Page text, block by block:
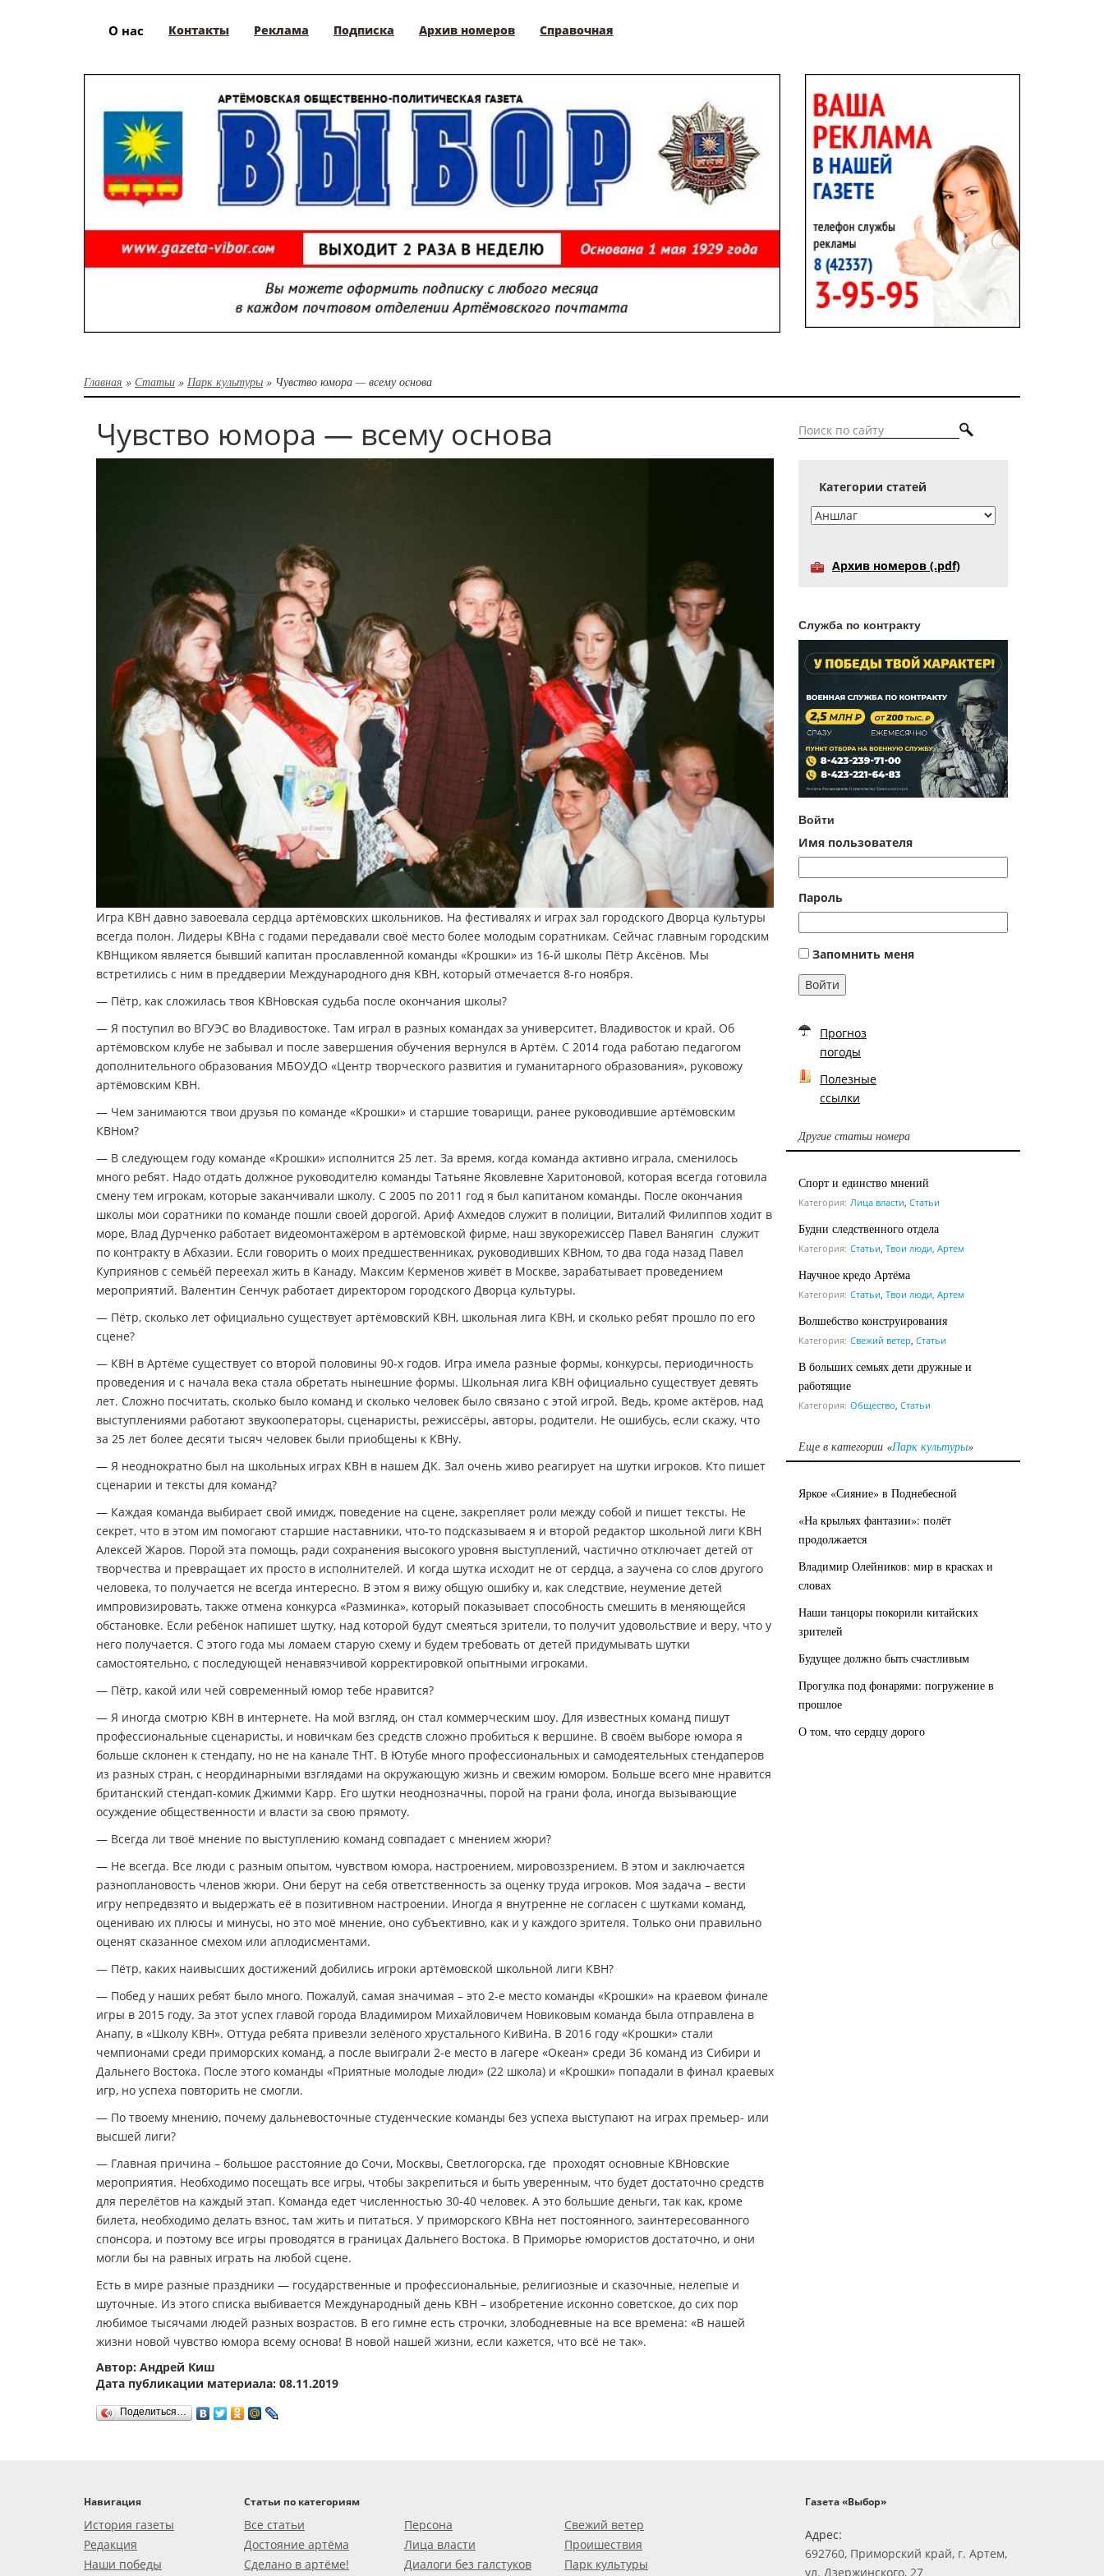
О нас Контакты Реклама Подписка Архив номеров Справочная
Главная » Статьи » Парк культуры » Чувство юмора — всему основа
Чувство юмора — всему основа
Игра КВН давно завоевала сердца артёмовских школьников. На фестивалях и играх зал городского Дворца культуры
всегда полон. Лидеры КВНа с годами передавали своё место более молодым соратникам. Сейчас главным городским
КВНщиком является бывший капитан прославленной команды «Крошки» из 16-й школы Пётр Аксёнов. Мы
встретились с ним в преддверии Международного дня КВН, который отмечается 8-го ноября.
— Пётр, как сложилась твоя КВНовская судьба после окончания школы?
— Я поступил во ВГУЭС во Владивостоке. Там играл в разных командах за университет, Владивосток и край. Об
артёмовском клубе не забывал и после завершения обучения вернулся в Артём. С 2014 года работаю педагогом
дополнительного образования МБОУДО «Центр творческого развития и гуманитарного образования», руковожу
артёмовским КВН.
— Чем занимаются твои друзья по команде «Крошки» и старшие товарищи, ранее руководившие артёмовским
КВНом?
— В следующем году команде «Крошки» исполнится 25 лет. За время, когда команда активно играла, сменилось
много ребят. Надо отдать должное руководителю команды Татьяне Яковлевне Харитоновой, которая всегда готовила
смену тем игрокам, которые заканчивали школу. С 2005 по 2011 год я был капитаном команды. После окончания
школы мои соратники по команде пошли своей дорогой. Ариф Ахмедов служит в полиции, Виталий Филиппов ходит в
море, Влад Дурченко работает видеомонтажёром в артёмовской фирме, наш звукорежиссёр Павел Ванягин служит
по контракту в Абхазии. Если говорить о моих предшественниках, руководивших КВНом, то два года назад Павел
Куприянов с семьёй переехал жить в Канаду. Максим Керменов живёт в Москве, зарабатывает проведением
мероприятий. Валентин Сенчук работает директором городского Дворца культуры.
— Пётр, сколько лет официально существует артёмовский КВН, школьная лига КВН, и сколько ребят прошло по его
сцене?
— КВН в Артёме существует со второй половины 90-х годов. Игра имела разные формы, конкурсы, периодичность
проведения и с начала века стала обретать нынешние формы. Школьная лига КВН официально существует девять
лет. Сложно посчитать, сколько было команд и сколько человек было связано с этой игрой. Ведь, кроме актёров, над
выступлениями работают звукооператоры, сценаристы, режиссёры, авторы, родители. Не ошибусь, если скажу, что
за 25 лет более десяти тысяч человек были приобщены к КВНу.
— Я неоднократно был на школьных играх КВН в нашем ДК. Зал очень живо реагирует на шутки игроков. Кто пишет
сценарии и тексты для команд?
— Каждая команда выбирает свой имидж, поведение на сцене, закрепляет роли между собой и пишет тексты. Не
секрет, что в этом им помогают старшие наставники, что-то подсказываем я и второй редактор школьной лиги КВН
Алексей Жаров. Порой эта помощь, ради сохранения высокого уровня выступлений, частично отключает детей от
творчества и превращает их просто в исполнителей. И когда шутка исходит не от сердца, а заучена со слов другого
человека, то получается не всегда интересно. В этом я вижу общую ошибку и, как следствие, неумение детей
импровизировать, также отмена конкурса «Разминка», который показывает способность смешить в меняющейся
обстановке. Если ребёнок напишет шутку, над которой будут смеяться зрители, то получит удовольствие и веру, что у
него получается. С этого года мы ломаем старую схему и будем требовать от детей придумывать шутки
самостоятельно, с последующей ненавязчивой корректировкой опытными игроками.
— Пётр, какой или чей современный юмор тебе нравится?
— Я иногда смотрю КВН в интернете. На мой взгляд, он стал коммерческим шоу. Для известных команд пишут
профессиональные сценаристы, и новичкам без средств сложно пробиться к вершине. В своём выборе юмора я
больше склонен к стендапу, но не на канале ТНТ. В Ютубе много профессиональных и самодеятельных стендаперов
из разных стран, с неординарными взглядами на окружающую жизнь и свежим юмором. Больше всего мне нравится
британский стендап-комик Джимми Карр. Его шутки неоднозначны, порой на грани фола, иногда вызывающие
осуждение общественности и власти за свою прямоту.
— Всегда ли твоё мнение по выступлению команд совпадает с мнением жюри?
— Не всегда. Все люди с разным опытом, чувством юмора, настроением, мировоззрением. В этом и заключается
разноплановость членов жюри. Они берут на себя ответственность за оценку труда игроков. Моя задача – вести
игру непредвзято и выдержать её в позитивном настроении. Иногда я внутренне не согласен с шутками команд,
оцениваю их плюсы и минусы, но это моё мнение, оно субъективно, как и у каждого зрителя. Только они правильно
оценят сказанное смехом или аплодисментами.
— Пётр, каких наивысших достижений добились игроки артёмовской школьной лиги КВН?
— Побед у наших ребят было много. Пожалуй, самая значимая – это 2-е место команды «Крошки» на краевом финале
игры в 2015 году. За этот успех главой города Владимиром Михайловичем Новиковым команда была отправлена в
Анапу, в «Школу КВН». Оттуда ребята привезли зелёного хрустального КиВиНа. В 2016 году «Крошки» стали
чемпионами среди приморских команд, а после выиграли 2-е место в лагере «Океан» среди 36 команд из Сибири и
Дальнего Востока. После этого команды «Приятные молодые люди» (22 школа) и «Крошки» попадали в финал краевых
игр, но успеха повторить не смогли.
— По твоему мнению, почему дальневосточные студенческие команды без успеха выступают на играх премьер- или
высшей лиги?
— Главная причина – большое расстояние до Сочи, Москвы, Светлогорска, где проходят основные КВНовские
мероприятия. Необходимо посещать все игры, чтобы закрепиться и быть уверенным, что будет достаточно средств
для перелётов на каждый этап. Команда едет численностью 30-40 человек. А это большие деньги, так как, кроме
билета, необходимо делать взнос, там жить и питаться. У приморского КВНа нет постоянного, заинтересованного
спонсора, и поэтому все игры проводятся в границах Дальнего Востока. В Приморье юмористов достаточно, и они
могли бы на равных играть на любой сцене.
Есть в мире разные праздники — государственные и профессиональные, религиозные и сказочные, нелепые и
шуточные. Из этого списка выбивается Международный день КВН – изобретение исконно советское, до сих пор
любимое тысячами людей разных возрастов. В его гимне есть строчки, злободневные на все времена: «В нашей
жизни новой чувство юмора всему основа! В новой нашей жизни, если кажется, что всё не так».
Автор: Андрей Киш
Дата публикации материала: 08.11.2019
Поделиться…
Категории статей
Архив номеров (.pdf)
Служба по контракту
Войти
Имя пользователя
Пароль
Запомнить меня
Войти
Прогноз
погоды
Полезные
ссылки
Другие статьи номера
Спорт и единство мнений
Категория: Лица власти Статьи
Будни следственного отдела
Категория: Статьи Твои люди, Артем
Научное кредо Артёма
Категория: Статьи Твои люди, Артем
Волшебство конструирования
Категория: Свежий ветер Статьи
В больших семьях дети дружные и
работящие
Категория: Общество Статьи
Еще в категории «Парк культуры»
Яркое «Сияние» в Поднебесной
«На крыльях фантазии»: полёт
продолжается
Владимир Олейников: мир в красках и
словах
Наши танцоры покорили китайских
зрителей
Будущее должно быть счастливым
Прогулка под фонарями: погружение в
прошлое
О том, что сердцу дорого
Навигация
История газеты
Редакция
Наши победы
Статьи по категориям
Все статьи
Достояние артёма
Сделано в артёме!
Персона
Лица власти
Диалоги без галстуков
Свежий ветер
Проишествия
Парк культуры
Газета «Выбор»
Адрес:
692760, Приморский край, г. Артем,
ул. Дзержинского, 27